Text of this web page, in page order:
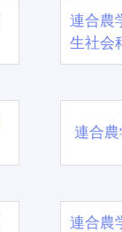
連合農
生社会
連合
連合農